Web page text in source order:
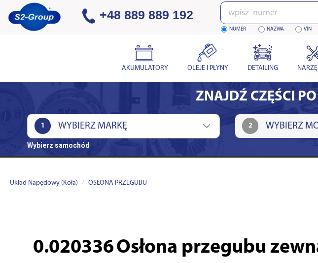
+48 889 889 192 Wpisz
numer
NUMER NAZWA VIN
AKUMULATORY OLEJE I PŁYNY DETAILING
ZNAJDŹ CZĘŚCI
1 2
Wybierz samochód
Układ Napędowy (Koła) OSŁONA PRZEGUBU
0.020336Osłona przegubu